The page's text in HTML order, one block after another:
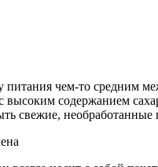
чем-то средним
высоким содержанием
свежие,